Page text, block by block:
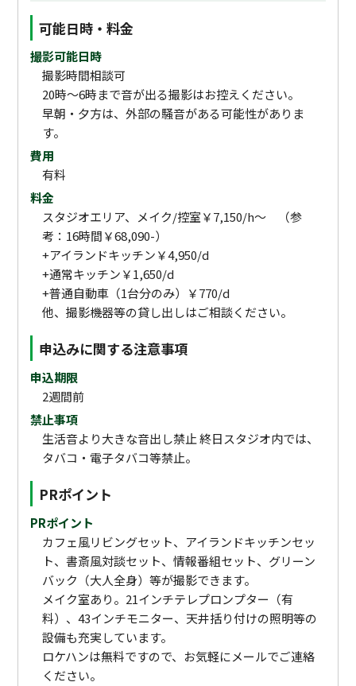
可能日時・料金
撮影可能日時
撮影時間相談可
20時～6時まで音が出る撮影はお控えください。
早朝・夕方は、外部の騒音がある可能性がありま
す。
費用
有料
料金
スタジオエリア、メイク/控室￥7,150/h～ （参
考：16時間￥68,090-）
+アイランドキッチン￥4,950/d
+通常キッチン￥1,650/d
+普通自動車（1台分のみ）￥770/d
他、撮影機器等の貸し出しはご相談ください。
申込みに関する注意事項
申込期限
2週間前
禁止事項
生活音より大きな音出し禁止 終日スタジオ内では、
タバコ・電子タバコ等禁止。
PRポイント
PRポイント
カフェ風リビングセット、アイランドキッチンセッ
ト、書斎風対談セット、情報番組セット、グリーン
バック（大人全身）等が撮影できます。
メイク室あり。21インチテレプロンプター（有
料）、43インチモニター、天井括り付けの照明等の
設備も充実しています。
ロケハンは無料ですので、お気軽にメールでご連絡
ください。